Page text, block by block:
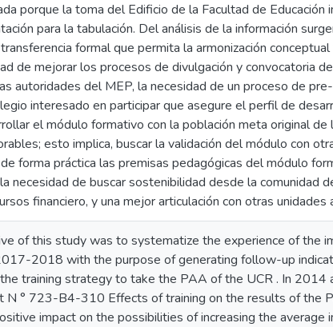
porque la toma del Edificio de la Facultad de Educación
para la tabulación. Del análisis de la información
formal que permita la armonización
de mejorar los procesos de divulgación y convocatoria
autoridades del MEP, la necesidad de un proceso de
interesado en participar que asegure el perfil de
el módulo formativo con la población meta original de
esto implica, buscar la validación del módulo con
forma práctica las premisas pedagógicas del módulo
necesidad de buscar sostenibilidad desde la comunidad
financiero, y una mejor articulación con otras unidades
of this study was to systematize the experience of the
2018 with the purpose of generating follow-up
training strategy to take the PAA of the UCR . In 2014
N ° 723-B4-310 Effects of training on the results of the
impact on the possibilities of increasing the average